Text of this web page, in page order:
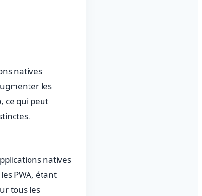
natives
les
, ce qui peut
natives
PWA, étant
tous les